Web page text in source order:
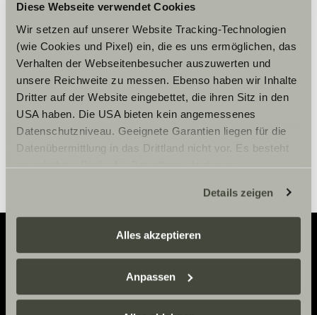
Diese Webseite verwendet Cookies
Wir setzen auf unserer Website Tracking-Technologien
(wie Cookies und Pixel) ein, die es uns ermöglichen, das
Verhalten der Webseitenbesucher auszuwerten und
unsere Reichweite zu messen. Ebenso haben wir Inhalte
Dritter auf der Website eingebettet, die ihren Sitz in den
USA haben. Die USA bieten kein angemessenes
Datenschutzniveau. Geeignete Garantien liegen für die
Datenübermittlung in das Drittland nicht vor. Es besteht
ein erhöhtes Risiko für Betroffene, da diesen
zustehen. Eingesetzte Dienstleister können Daten für
eigene Zwecke verarbeiten und mit anderen Daten
zusammenführen. Weitere Informationen finden Sie hier:
Datenschutzerklärung
einzelne Cookies/Dienste in den Einstellungen aus,
erteilen Sie uns Ihre Einwilligung zur Verarbeitung Ihrer
Details zeigen
Alles akzeptieren
Anpassen
Please accept marketing-
cookies to use this function.
Cookie Settings
Adventure
Now.